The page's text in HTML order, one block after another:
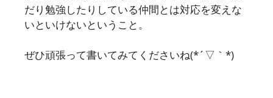
だり勉強したりしている仲間とは対応を変えな
いといけないということ。
ぜひ頑張って書いてみてくださいね(*´▽｀*)